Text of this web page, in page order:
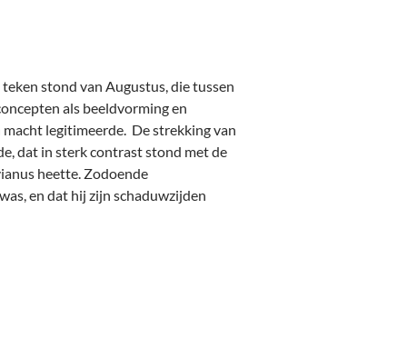
stond van Augustus, die tussen
als beeldvorming en
legitimeerde. De strekking van
dat in sterk contrast stond met de
heette. Zodoende
en dat hij zijn schaduwzijden
Augustus